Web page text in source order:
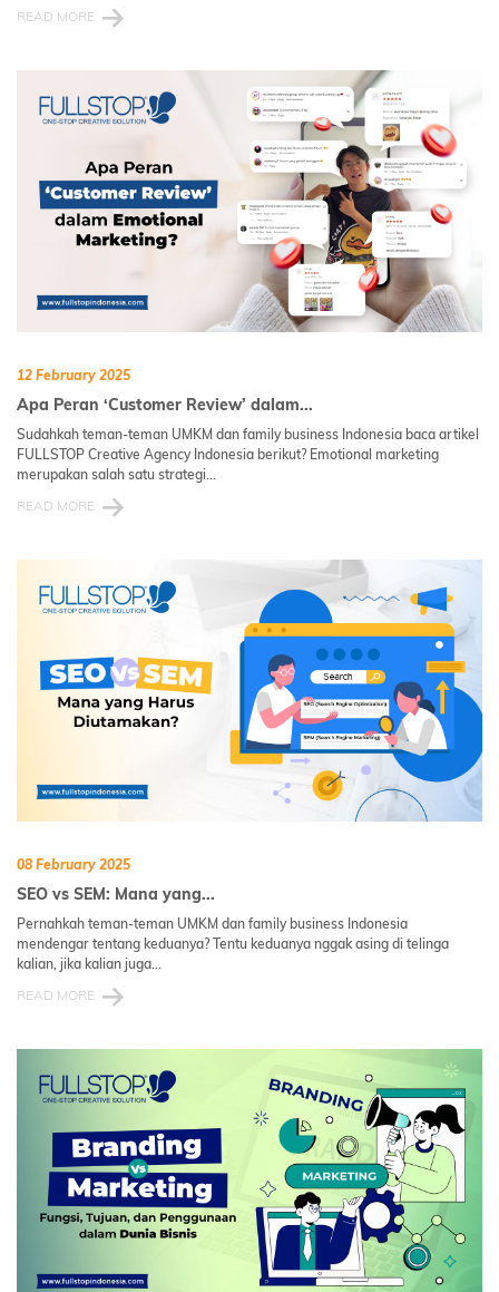
READ MORE
12 February 2025
Apa Peran ‘Customer Review’ dalam...
Sudahkah teman-teman UMKM dan family business Indonesia baca artikel
FULLSTOP Creative Agency Indonesia berikut? Emotional marketing
merupakan salah satu strategi...
READ MORE
08 February 2025
SEO vs SEM: Mana yang...
Pernahkah teman-teman UMKM dan family business Indonesia
mendengar tentang keduanya? Tentu keduanya nggak asing di telinga
kalian, jika kalian juga...
READ MORE